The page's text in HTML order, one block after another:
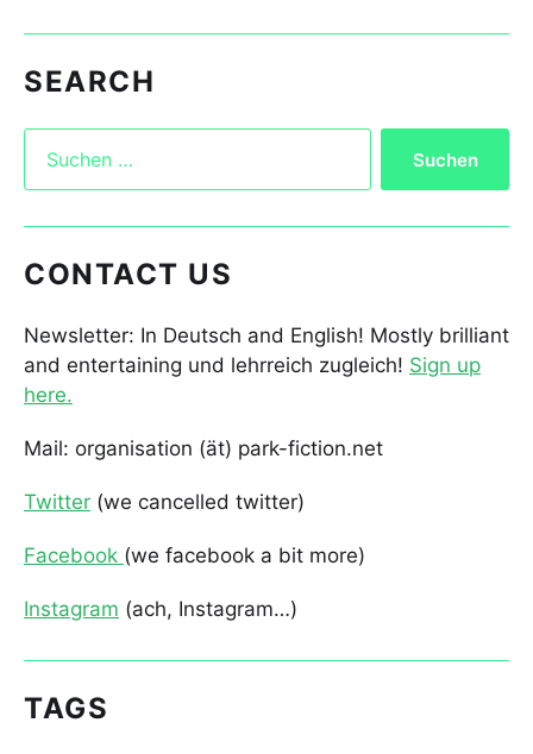
SEARCH
CONTACT US
Newsletter: In Deutsch and English! Mostly brilliant
and entertaining und lehrreich zugleich! Sign up
here.
Mail: organisation (ät) park-fiction.net
Twitter (we cancelled twitter)
Facebook (we facebook a bit more)
Instagram (ach, Instagram…)
TAGS